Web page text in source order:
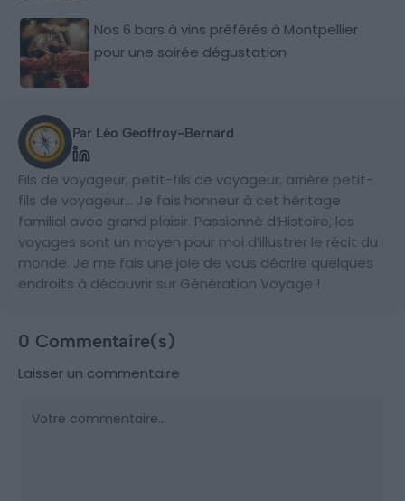
Nos 6 bars à vins préférés à Montpellier
pour une soirée dégustation
Par Léo Geoffroy-Bernard
Fils de voyageur, petit-fils de voyageur, arrière petit-
fils de voyageur… Je fais honneur à cet héritage
familial avec grand plaisir. Passionné d’Histoire, les
voyages sont un moyen pour moi d’illustrer le récit du
monde. Je me fais une joie de vous décrire quelques
endroits à découvrir sur Génération Voyage !
0 Commentaire(s)
Laisser un commentaire